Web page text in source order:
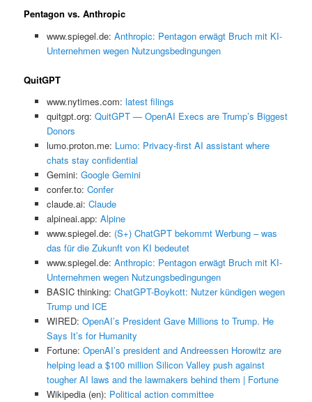
Pentagon vs. Anthropic
www.spiegel.de: Anthropic: Pentagon erwägt Bruch mit KI-
Unternehmen wegen Nutzungsbedingungen
QuitGPT
www.nytimes.com: latest filings
quitgpt.org: QuitGPT — OpenAI Execs are Trump’s Biggest
Donors
lumo.proton.me: Lumo: Privacy-first AI assistant where
chats stay confidential
Gemini: ‎Google Gemini
confer.to: Confer
claude.ai: Claude
alpineai.app: Alpine
www.spiegel.de: (S+) ChatGPT bekommt Werbung – was
das für die Zukunft von KI bedeutet
www.spiegel.de: Anthropic: Pentagon erwägt Bruch mit KI-
Unternehmen wegen Nutzungsbedingungen
BASIC thinking: ChatGPT-Boykott: Nutzer kündigen wegen
Trump und ICE
WIRED: OpenAI’s President Gave Millions to Trump. He
Says It’s for Humanity
Fortune: OpenAI’s president and Andreessen Horowitz are
helping lead a $100 million Silicon Valley push against
tougher AI laws and the lawmakers behind them | Fortune
Wikipedia (en): Political action committee